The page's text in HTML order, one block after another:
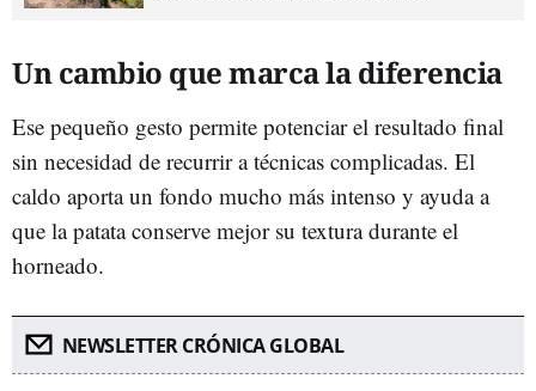
Un cambio que marca la diferencia
Ese pequeño gesto permite potenciar el resultado final
sin necesidad de recurrir a técnicas complicadas. El
caldo aporta un fondo mucho más intenso y ayuda a
que la patata conserve mejor su textura durante el
horneado.
NEWSLETTER CRÓNICA GLOBAL